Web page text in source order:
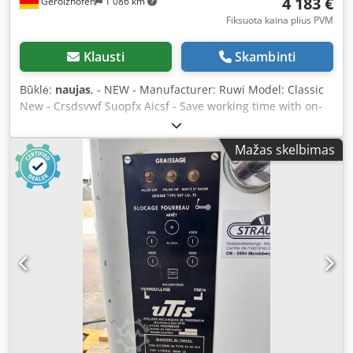
Fiksuota kaina plius PVM
Klausti Skambinti
Būklė: naujas, - NEW - Manufacturer: Ruwi Model: Classic
New - Crsdsvwf Suopfx Aicsf - Save working time with on-
demand tools: Once set up, the drive unit can be returned
to the preset position with a single movement - Mobile and
versatile usage in industry and craftsmanship:
Chamfering, grooving, flush milling - Supplement to table
routers and CNC routers - Quality and efficiency thanks to
a heavy-duty, continuous-duty high-performance motor
Technical data: Function: Overhead router / Under-table
router Table length: 640 mm Table width: 500 mm Table
height: 910 mm Drive units: 3 Power input: 1050 watts
Voltage: 230 volts Speed: 8,000 – 25,000 rpm, stepless
Mobility: 4 swivel castors Collets: Standard ø8mm, optional
ø6mm / ø6.35mm / ø10mm Milling stroke: 43 mm Dust
extraction connection: 120mm On-demand tools: 3
Reproducible tool height: YES Retrofittable drive units: No
Mažas skelbimas